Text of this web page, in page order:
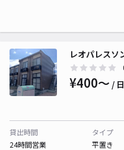
レオパレスソ
¥400〜 / 日
貸出時間
24時間営業
タイプ
平置き